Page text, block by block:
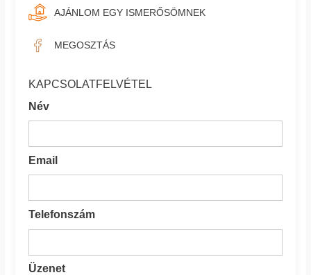
AJÁNLOM EGY ISMERŐSÖMNEK
MEGOSZTÁS
KAPCSOLATFELVÉTEL
Név
Email
Telefonszám
Üzenet